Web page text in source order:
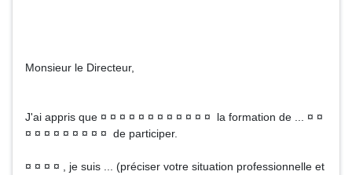
Monsieur le Directeur,
J'ai appris que ¤ ¤ ¤ ¤ ¤ ¤ ¤ ¤ ¤ ¤ ¤ ¤ la formation de ... ¤ ¤
¤ ¤ ¤ ¤ ¤ ¤ ¤ ¤ ¤ de participer.
¤ ¤ ¤ ¤ , je suis ... (préciser votre situation professionnelle et